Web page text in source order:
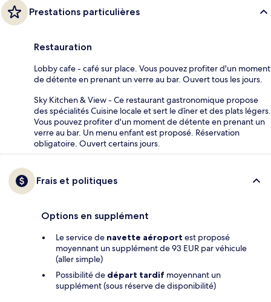
Prestations particulières
Restauration
Lobby cafe - café sur place. Vous pouvez profiter d'un moment
de détente en prenant un verre au bar. Ouvert tous les jours.
Sky Kitchen & View - Ce restaurant gastronomique propose
des spécialités Cuisine locale et sert le dîner et des plats légers.
Vous pouvez profiter d'un moment de détente en prenant un
verre au bar. Un menu enfant est proposé. Réservation
obligatoire. Ouvert certains jours.
Frais et politiques
Options en supplément
Le service de navette aéroport est proposé
moyennant un supplément de 93 EUR par véhicule
(aller simple)
Possibilité de départ tardif moyennant un
supplément (sous réserve de disponibilité)